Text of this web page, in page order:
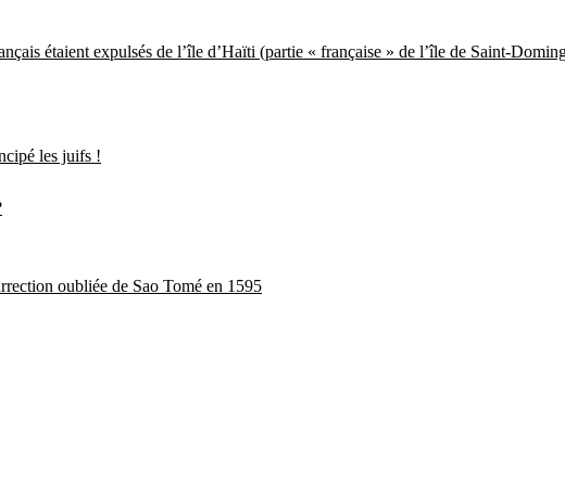
étaient expulsés de l’île d’Haïti (partie « française » de l’île de Saint-
les juifs !
oubliée de Sao Tomé en 1595